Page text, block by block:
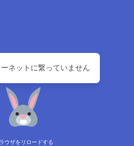
ネットに繋っていません
ウザをリロードする